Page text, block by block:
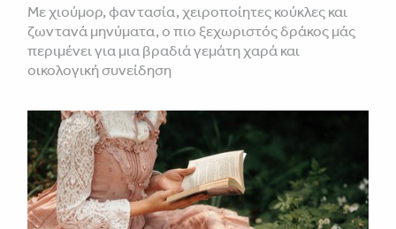
Με χιούμορ, φαντασία, χειροποίητες κούκλες και
ζωντανά μηνύματα, ο πιο ξεχωριστός δράκος μάς
περιμένει για μια βραδιά γεμάτη χαρά και
οικολογική συνείδηση